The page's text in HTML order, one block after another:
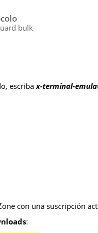
bulk
escribax-terminal-
con una suscripción
: